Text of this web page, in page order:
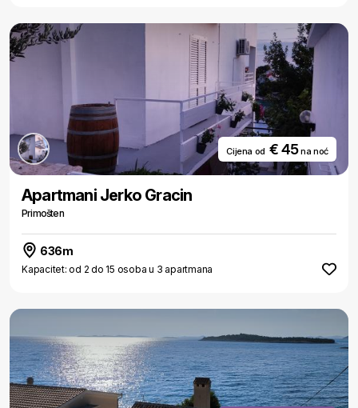
Cijena od € 45na noć
Apartmani Jerko Gracin
Primošten
636m
Kapacitet: od 2 do 15 osoba u 3 apartmana